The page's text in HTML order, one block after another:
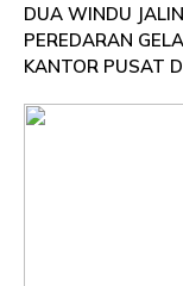
DUA WINDU
PEREDARAN
KANTOR PUSAT